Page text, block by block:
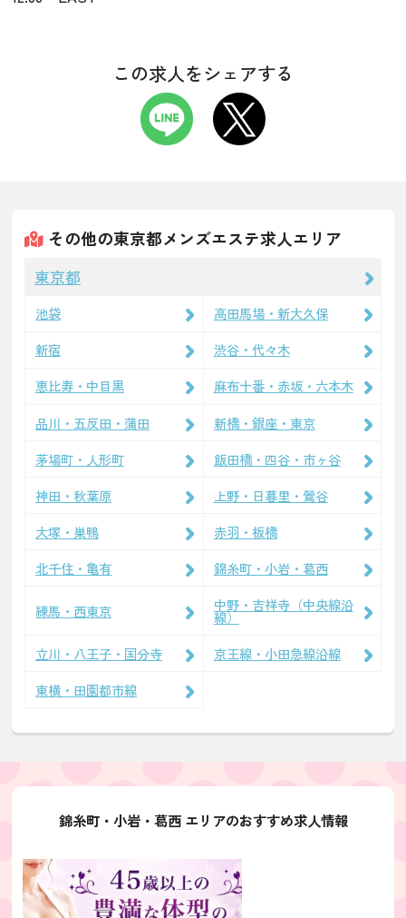
この求人をシェアする
その他の東京都メンズエステ求人エリア
東京都
池袋
高田馬場・新大久保
新宿
渋谷・代々木
恵比寿・中目黒
麻布十番・赤坂・六本木
品川・五反田・蒲田
新橋・銀座・東京
茅場町・人形町
飯田橋・四谷・市ヶ谷
神田・秋葉原
上野・日暮里・鶯谷
大塚・巣鴨
赤羽・板橋
北千住・亀有
錦糸町・小岩・葛西
練馬・西東京 中野・吉祥寺（中央線沿
線）
立川・八王子・国分寺
京王線・小田急線沿線
東横・田園都市線
錦糸町・小岩・葛西 エリアのおすすめ求人情報